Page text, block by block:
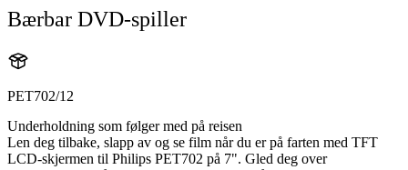
Bærbar DVD-spiller
PET702/12
Underholdning som følger med på reisen
Len deg tilbake, slapp av og se film når du er på farten med TFT
LCD-skjermen til Philips PET702 på 7". Gled deg over